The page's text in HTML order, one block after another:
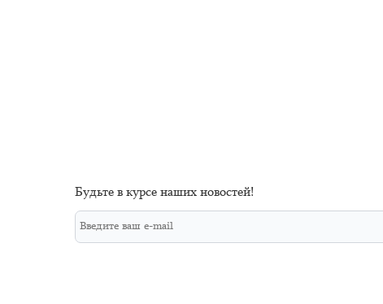
Будьте в курсе наших новостей!